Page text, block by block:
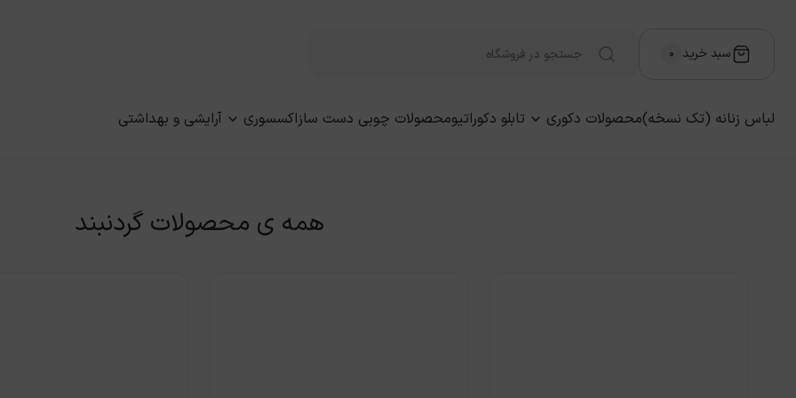
سبد خرید ۰
لباس زنانه (تک نسخه)محصولات دکوری تابلو دکوراتیومحصولات چوبی دست سازاکسسوری آرایشی و بهداشتی
همه ی محصولات گردنبند